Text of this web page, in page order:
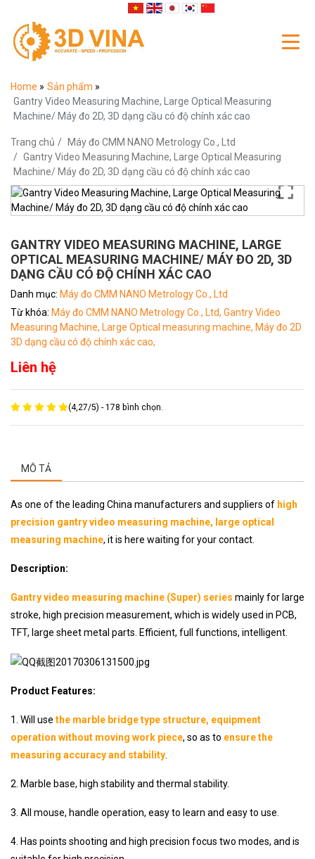
Home » Sản phẩm »
Gantry Video Measuring Machine, Large Optical Measuring
Machine/ Máy đo 2D, 3D dạng cầu có độ chính xác cao
Trang chủ
Máy đo CMM NANO Metrology Co., Ltd
Gantry Video Measuring Machine, Large Optical Measuring
Machine/ Máy đo 2D, 3D dạng cầu có độ chính xác cao
GANTRY VIDEO MEASURING MACHINE, LARGE
OPTICAL MEASURING MACHINE/ MÁY ĐO 2D, 3D
DẠNG CẦU CÓ ĐỘ CHÍNH XÁC CAO
Danh mục: Máy đo CMM NANO Metrology Co., Ltd
Từ khóa: Máy đo CMM NANO Metrology Co., Ltd, Gantry Video
Measuring Machine, Large Optical measuring machine, Máy đo 2D
3D dạng cầu có độ chính xác cao,
Liên hệ
(4,27/5) -178 bình chọn.
MÔ TẢ
As one of the leading China manufacturers and suppliers of high
precision gantry video measuring machine, large optical
measuring machine, it is here waiting for your contact.
Description:
Gantry video measuring machine (Super) series mainly for large
stroke, high precision measurement, which is widely used in PCB,
TFT, large sheet metal parts. Efficient, full functions, intelligent.
Product Features:
1. Will use the marble bridge type structure, equipment
operation without moving work piece, so as to ensure the
measuring accuracy and stability
2. Marble base, high stability and thermal stability.
3. All mouse, handle operation, easy to learn and easy to use.
4. Has points shooting and high precision focus two modes, and is